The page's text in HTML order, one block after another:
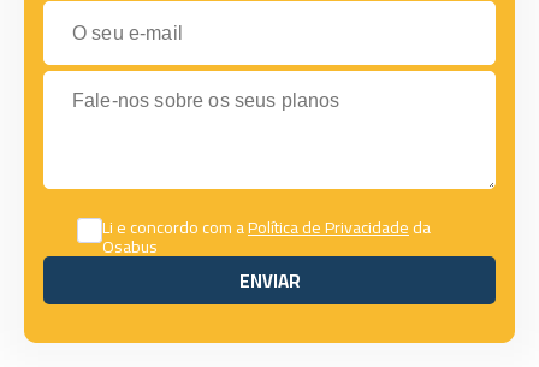
O seu e-mail
Fale-nos sobre os seus planos
Li e concordo com aPolítica de Privacidadeda
Osabus
ENVIAR
ENVIAR